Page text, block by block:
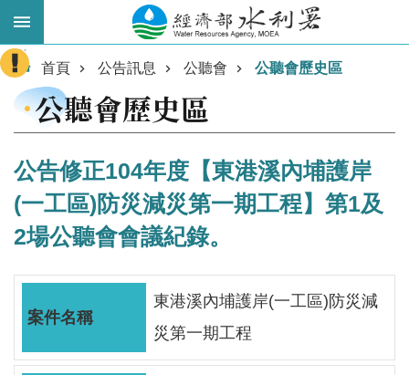
跳到主要內容區塊
進
階
搜
務
:::
首頁 公告訊息 公聽會 公聽會歷史區
公聽會歷史區
公告修正104年度【東港溪內埔護岸
(一工區)防災減災第一期工程】第1及
2場公聽會會議紀錄。
東港溪內埔護岸(一工區)防災減
災第一期工程